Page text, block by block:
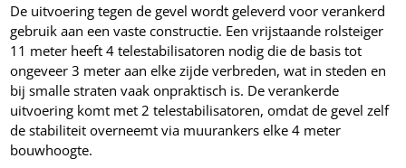
De uitvoering tegen de gevel wordt geleverd voor verankerd
gebruik aan een vaste constructie. Een vrijstaande rolsteiger
11 meter heeft 4 telestabilisatoren nodig die de basis tot
ongeveer 3 meter aan elke zijde verbreden, wat in steden en
bij smalle straten vaak onpraktisch is. De verankerde
uitvoering komt met 2 telestabilisatoren, omdat de gevel zelf
de stabiliteit overneemt via muurankers elke 4 meter
bouwhoogte.